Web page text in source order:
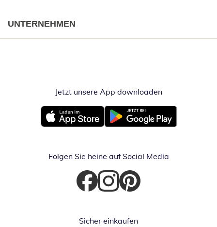
UNTERNEHMEN
Jetzt unsere App downloadenÖffnet in
Öffnet in neuem FensterÖffnet in neuem Fenster
Folgen Sie heine auf Social Media
Öffnet in neuem Fenster
Öffnet in neuem Fenster
Öffnet in neuem Fenster
Sicher einkaufen